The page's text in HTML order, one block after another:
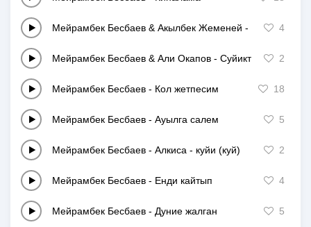
Мейрамбек Бесбаев & Акылбек Жеменей - Биши кыз
4
Мейрамбек Бесбаев & Али Окапов - Суйиктим 2
Мейрамбек Бесбаев - Кол жетпесим 18
Мейрамбек Бесбаев - Ауылга салем 5
Мейрамбек Бесбаев - Алкиса - куйи (куй) 2
Мейрамбек Бесбаев - Енди кайтып 4
Мейрамбек Бесбаев - Дуние жалган 5